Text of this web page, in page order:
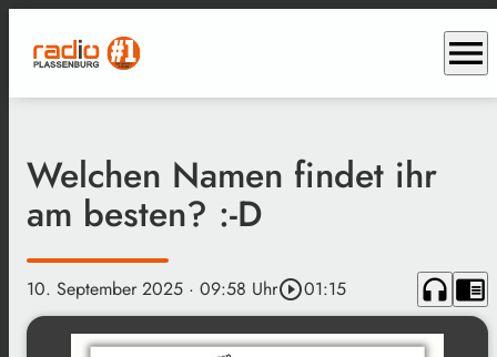
menu
Welchen Namen findet ihr
am besten? :-D
10. September 2025 · 09:58 Uhrplay_circle_outline01:15 headphones chrome_reader_mode